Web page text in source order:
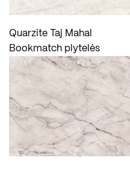
Quarzite Taj Mahal
Bookmatch plytelės